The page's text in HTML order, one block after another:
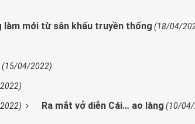
làm mới từ sân khấu truyền thống (18/04/
(15/04/2022)
Ra mắt vở diễn Cái… ao làng (10/04/